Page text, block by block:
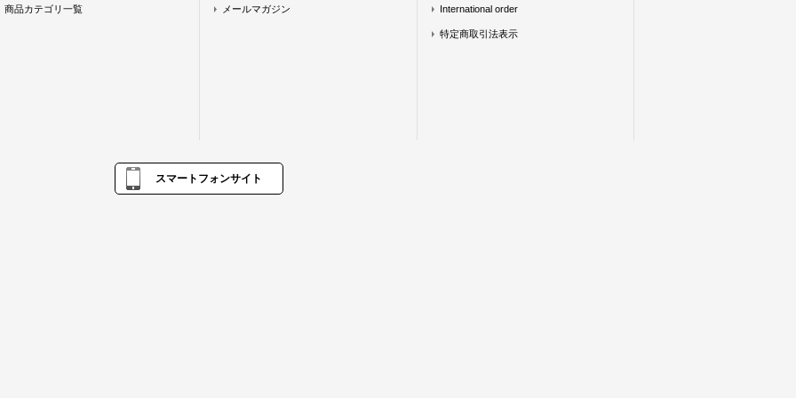
商品カテゴリ一覧 メールマガジン International order
特定商取引法表示
スマートフォンサイト